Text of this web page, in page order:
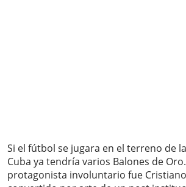
Si el fútbol se jugara en el terreno de
Cuba ya tendría varios Balones de
protagonista involuntario fue